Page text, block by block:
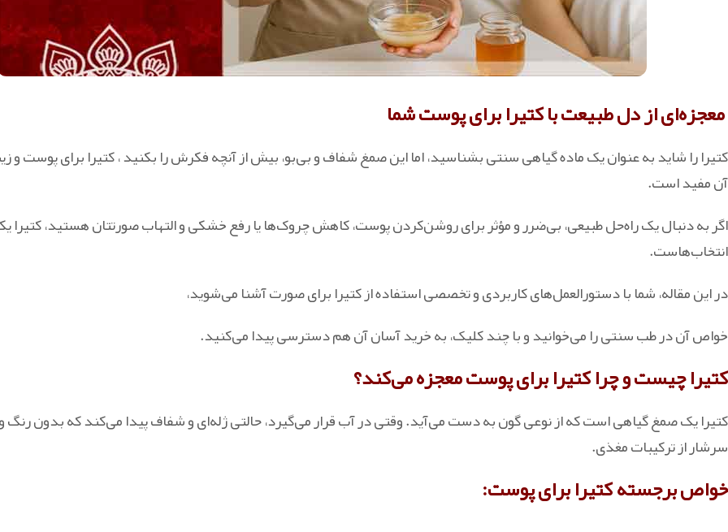
معجزه‌ای از دل طبیعت با کتیرا برای پوست شما
کتیرا را شاید به‌ عنوان یک ماده گیاهی سنتی بشناسید، اما این صمغ شفاف و بی‌بو، بیش از آنچه فکرش را بکنید ، کتیرا برای پوست و
آن مفید است.
اگر به دنبال یک راه‌حل طبیعی، بی‌ضرر و مؤثر برای روشن‌کردن پوست، کاهش چروک‌ها یا رفع خشکی و التهاب صورتتان هستید، کتیرا
انتخاب‌هاست.
در این مقاله، شما با دستورالعمل‌های کاربردی و تخصصی استفاده از کتیرا برای صورت آشنا می‌شوید،
خواص آن در طب سنتی را می‌خوانید و با چند کلیک، به خرید آسان آن هم دسترسی پیدا می‌کنید.
کتیرا چیست و چرا کتیرا برای پوست معجزه می‌کند؟
کتیرا یک صمغ گیاهی است که از نوعی گون به دست می‌آید. وقتی در آب قرار می‌گیرد، حالتی ژله‌ای و شفاف پیدا می‌کند که بدون رنگ
سرشار از ترکیبات مغذی.
خواص برجسته کتیرا برای پوست: